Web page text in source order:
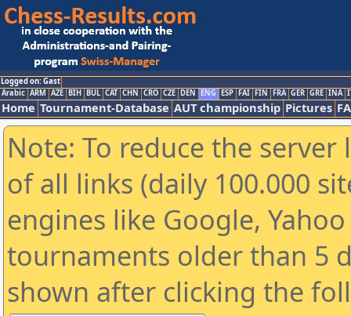
Logged on: Gast
Arabic ARM AZE BIH BUL CAT CHN CRO CZE DEN ENG ESP FAI FIN FRA GER GRE INA
Home Tournament-Database AUT championship Pictures
Note: To reduce the
of all links (daily 100.000
engines like Google,
tournaments older than 5
shown after clicking the